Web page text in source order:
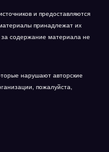
и предоставляются
принадлежат их
содержание материала не
нарушают авторские
пожалуйста,